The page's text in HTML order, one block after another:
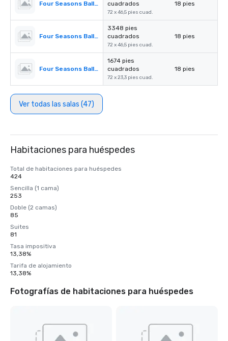
Four Seasons Ballroom 4
cuadrados
72 x 46,5 pies cuad.
18 pies
Four Seasons Ballroom 2,3
3348 pies
cuadrados
72 x 46,5 pies cuad.
18 pies
Four Seasons Ballroom 2
1674 pies
cuadrados
72 x 23,3 pies cuad.
18 pies
Ver todas las salas (47)
Habitaciones para huéspedes
Total de habitaciones para huéspedes
424
Sencilla (1 cama)
253
Doble (2 camas)
85
Suites
81
Tasa impositiva
13,38%
Tarifa de alojamiento
13,38%
Fotografías de habitaciones para huéspedes